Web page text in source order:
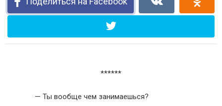
******
— Ты вообще чем занимаешься?